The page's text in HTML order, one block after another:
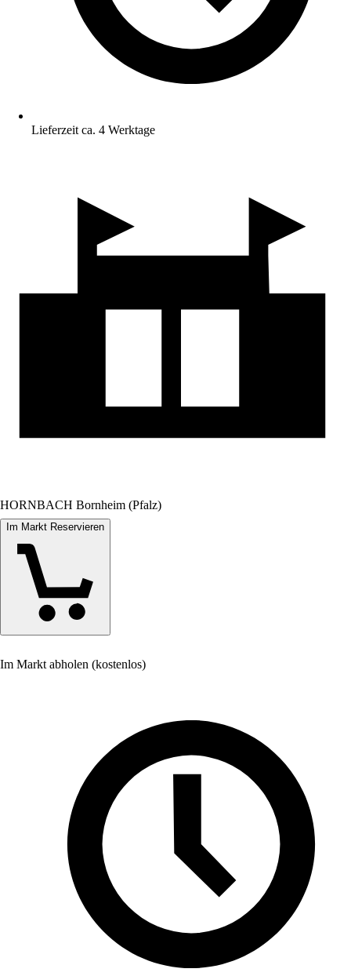
Lieferzeit ca. 4 Werktage
HORNBACH Bornheim (Pfalz)
Im Markt Reservieren
Im Markt abholen (kostenlos)